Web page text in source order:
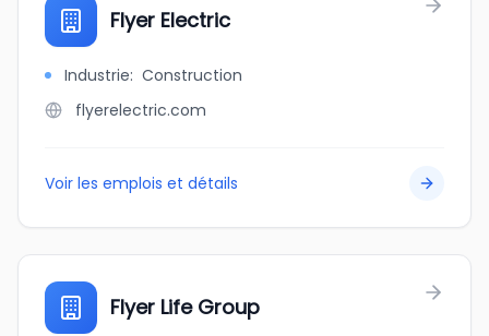
Flyer Electric
Industrie: Construction
flyerelectric.com
Voir les emplois et détails
Flyer Life Group